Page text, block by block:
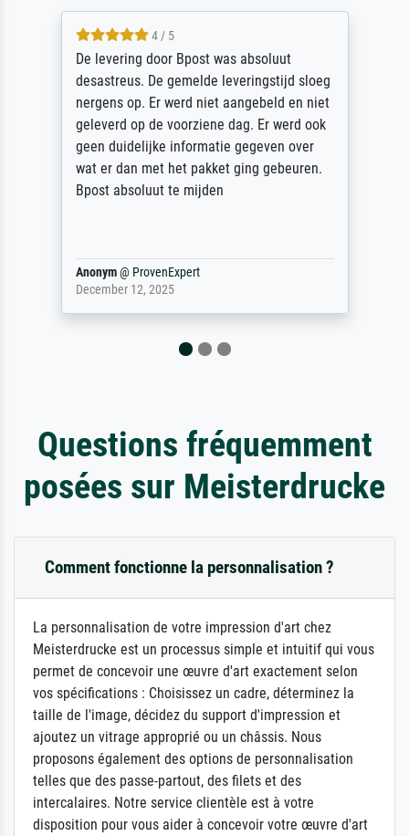
Bpost was absoluut
gemelde leveringstijd sloeg
werd niet aangebeld en niet
voorziene dag. Er werd ook
informatie gegeven over
het pakket ging gebeuren.
des Rahmens!
sorgfältig und
unbeschadet bei
unser letzter
Dank!
Questions fréquemment
posées sur Meisterdrucke
Comment fonctionne la personnalisation ?
La personnalisation de votre impression d'art chez
Meisterdrucke est un processus simple et intuitif qui vous
permet de concevoir une œuvre d'art exactement selon
vos spécifications : Choisissez un cadre, déterminez la
taille de l'image, décidez du support d'impression et
ajoutez un vitrage approprié ou un châssis. Nous
proposons également des options de personnalisation
telles que des passe-partout, des filets et des
intercalaires. Notre service clientèle est à votre
disposition pour vous aider à concevoir votre œuvre d'art